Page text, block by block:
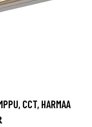
CCT, HARMAA